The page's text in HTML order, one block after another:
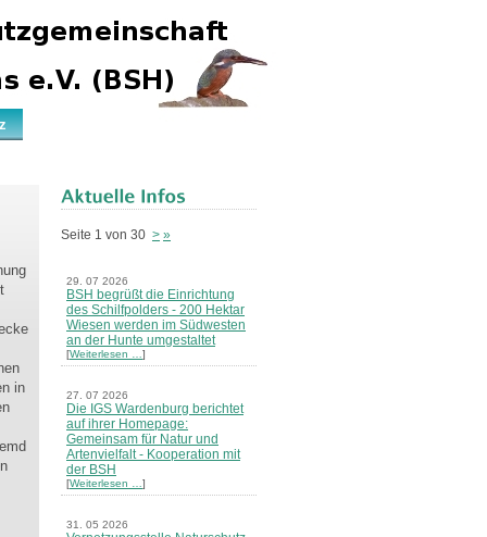
in
Seite 1 von 30 > »
29. 07 2026
BSH begrüßt die Einrichtung
des Schilfpolders - 200 Hektar
Wiesen werden im Südwesten
an der Hunte umgestaltet
[Weiterlesen … ]
27. 07 2026
Die IGS Wardenburg berichtet
auf ihrer Homepage:
Gemeinsam für Natur und
Artenvielfalt - Kooperation mit
der BSH
[Weiterlesen … ]
31. 05 2026